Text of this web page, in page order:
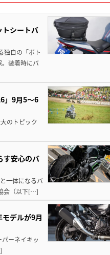
トシートバ
独自の「ボト
。装着時にバ
」9月5〜6
のトピック
す安心のバ
一体になるバ
会（以下[…]
デルが9月
ーネイキッ